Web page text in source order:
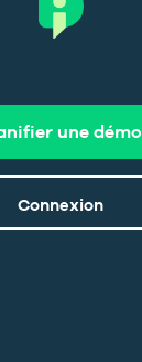
Connexion
une démo